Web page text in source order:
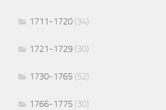
1711-1720 (34)
1721-1729 (30)
1730-1765 (52)
1766-1775 (30)